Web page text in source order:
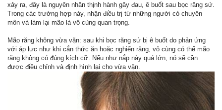
xảy ra, đây là nguyên nhân thịnh hành gây đau, ê buốt sau bọc răng sứ.
Trong các trường hợp này, nhận điều trị từ những người có chuyên
môn và làm lại mão là vô cùng quan trọng.
Mão răng không vừa vặn: sau khi bọc răng sứ bị ê buốt do phản ứng
với áp lực như khi cắn thức ăn hoặc nghiến răng, vô cùng có thể mão
răng không có đúng kích cỡ. Nếu như nắp này quá lớn, nó sẽ cần
được điều chỉnh và định hình lại cho vừa vặn.